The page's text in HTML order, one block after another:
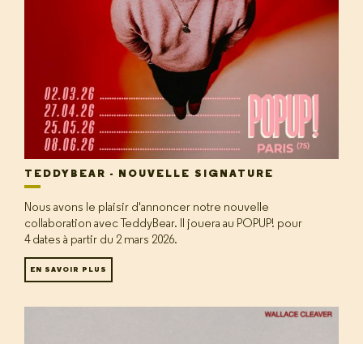
TEDDYBEAR - NOUVELLE SIGNATURE
Nous avons le plaisir d'annoncer notre nouvelle
collaboration avec TeddyBear. Il jouera au POPUP! pour
4 dates à partir du 2 mars 2026.
EN SAVOIR PLUS